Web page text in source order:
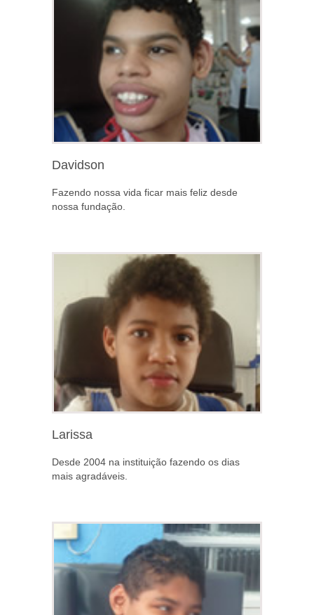
Davidson
Fazendo nossa vida ficar mais feliz desde
nossa fundação.
Larissa
Desde 2004 na instituição fazendo os dias
mais agradáveis.